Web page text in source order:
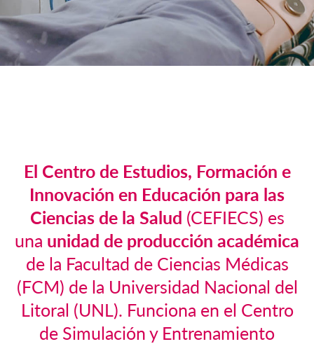
El Centro de Estudios, Formación e
Innovación en Educación para las
Ciencias de la Salud (CEFIECS) es
una unidad de producción académica
de la Facultad de Ciencias Médicas
(FCM) de la Universidad Nacional del
Litoral (UNL). Funciona en el Centro
de Simulación y Entrenamiento